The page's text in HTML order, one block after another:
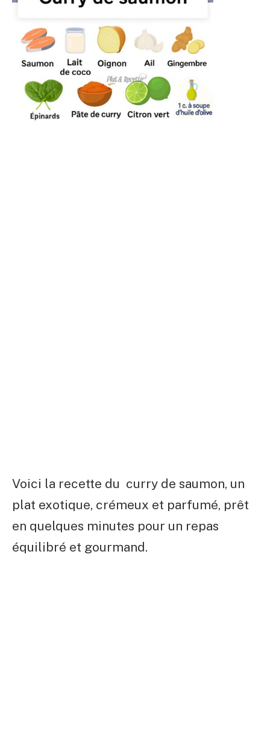
Voici la recette du curry de saumon, un
plat exotique, crémeux et parfumé, prêt
en quelques minutes pour un repas
équilibré et gourmand.